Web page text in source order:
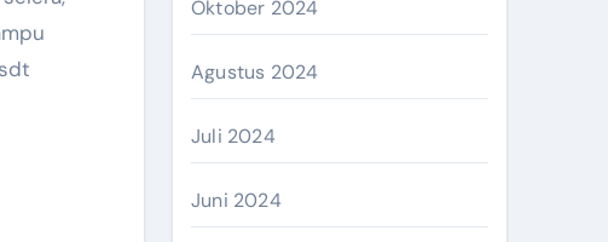
Oktober 2024
Agustus 2024
Juli 2024
Juni 2024